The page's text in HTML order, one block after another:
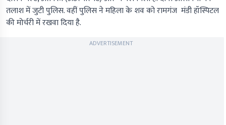
तलाश में जुटी पुलिस. वहीं पुलिस ने महिला के शव को रामगंज मंडी हॉस्पिटल
की मोर्चरी में रखवा दिया है.
ADVERTISEMENT